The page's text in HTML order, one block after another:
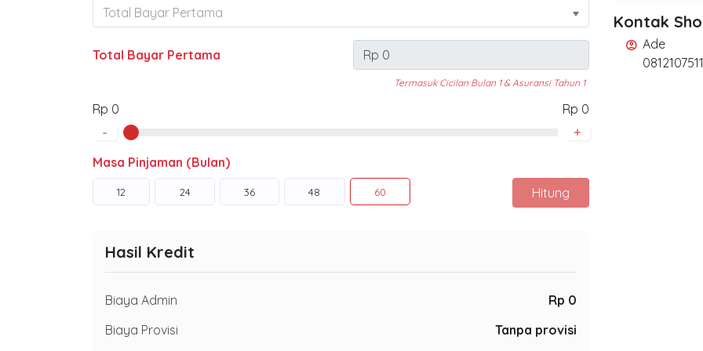
Total Bayar Pertama
Termasuk Cicilan Bulan 1 & Asuransi Tahun 1
Rp 0
Rp 0
-
+
Masa Pinjaman (Bulan)
12 24 36 48 60 Hitung
Hasil Kredit
Biaya Admin
Rp 0
Biaya Provisi
Tanpa provisi
Kontak
account_circle Ade